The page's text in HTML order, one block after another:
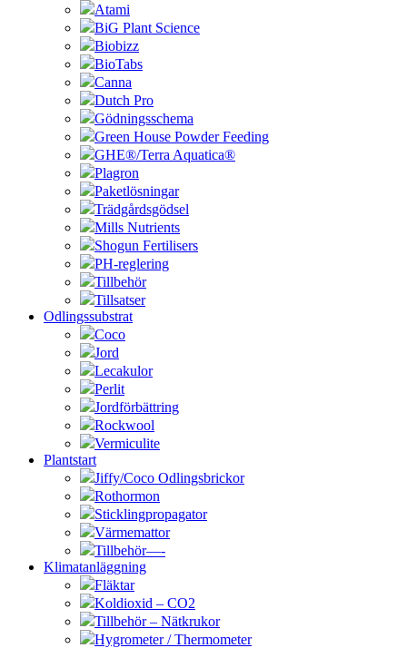
Atami
BiG Plant Science
Biobizz
BioTabs
Canna
Dutch Pro
Gödningsschema
Green House Powder Feeding
GHE®/Terra Aquatica®
Plagron
Paketlösningar
Trädgårdsgödsel
Mills Nutrients
Shogun Fertilisers
PH-reglering
Tillbehör
Tillsatser
Odlingssubstrat
Coco
Jord
Lecakulor
Perlit
Jordförbättring
Rockwool
Vermiculite
Plantstart
Jiffy/Coco Odlingsbrickor
Rothormon
Sticklingpropagator
Värmemattor
Tillbehör—-
Klimatanläggning
Fläktar
Koldioxid – CO2
Tillbehör – Nätkrukor
Hygrometer / Thermometer